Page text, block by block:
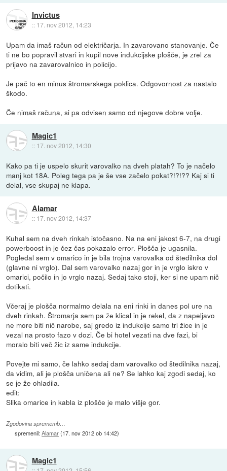
Invictus
:: 17. nov 2012, 14:23
Upam da imaš račun od električarja. In zavarovano stanovanje. Če
ti ne bo popravil stvari in kupil nove indukcijske plošče, je zrel za
prijavo na zavarovalnico in policijo.
Je pač to en minus štromarskega poklica. Odgovornost za nastalo
škodo.
Če nimaš računa, si pa odvisen samo od njegove dobre volje.
Magic1
:: 17. nov 2012, 14:30
Kako pa ti je uspelo skurit varovalko na dveh platah? To je načelo
manj kot 18A. Poleg tega pa je še vse začelo pokat?!?!?? Kaj si ti
delal, vse skupaj ne klapa.
Alamar
:: 17. nov 2012, 14:37
Kuhal sem na dveh rinkah istočasno. Na na eni jakost 6-7, na drugi
powerboost in je čez čas pokazalo error. Plošča je ugasnila.
Pogledal sem v omarico in je bila trojna varovalka od štedilnika dol
(glavne ni vrglo). Dal sem varovalko nazaj gor in je vrglo iskro v
omarici, počilo in jo vrglo nazaj. Sedaj tako stoji, ker si ne upam nič
dotikati.
Včeraj je plošča normalmo delala na eni rinki in danes pol ure na
dveh rinkah. Štromarja sem pa že klical in je rekel, da z napeljavo
ne more biti nič narobe, saj gredo iz indukcije samo tri žice in je
vezal na prosto fazo v dozi. Če bi hotel vezati na dve fazi, bi
moralo biti več žic iz same indukcije.
Povejte mi samo, če lahko sedaj dam varovalko od štedilnika nazaj,
da vidim, ali je plošča uničena ali ne? Se lahko kaj zgodi sedaj, ko
se je že ohladila.
edit:
Slika omarice in kabla iz plošče je malo višje gor.
Zgodovina sprememb…
spremenil:Alamar(17. nov 2012 ob 14:42)
Magic1